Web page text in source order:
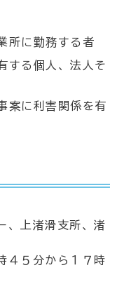
所に勤務する者
する個人、法人そ
案に利害関係を有
上渚滑支所、渚
５分から１７時